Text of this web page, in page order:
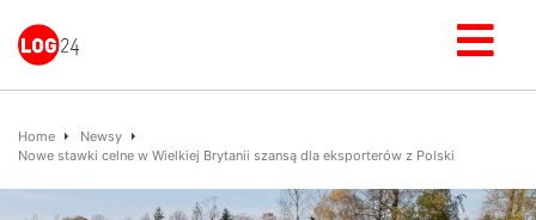
Home
Newsy
Nowe stawki celne w Wielkiej Brytanii szansą dla eksporterów z Polski